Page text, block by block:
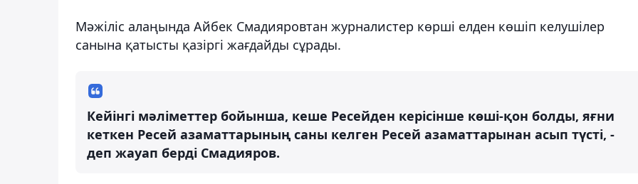
Мәжіліс алаңында Айбек Смадияровтан журналистер көрші елден көшіп келушілер
санына қатысты қазіргі жағдайды сұрады.
Кейінгі мәліметтер бойынша, кеше Ресейден керісінше көші-қон болды, яғни
кеткен Ресей азаматтарының саны келген Ресей азаматтарынан асып түсті, -
деп жауап берді Смадияров.